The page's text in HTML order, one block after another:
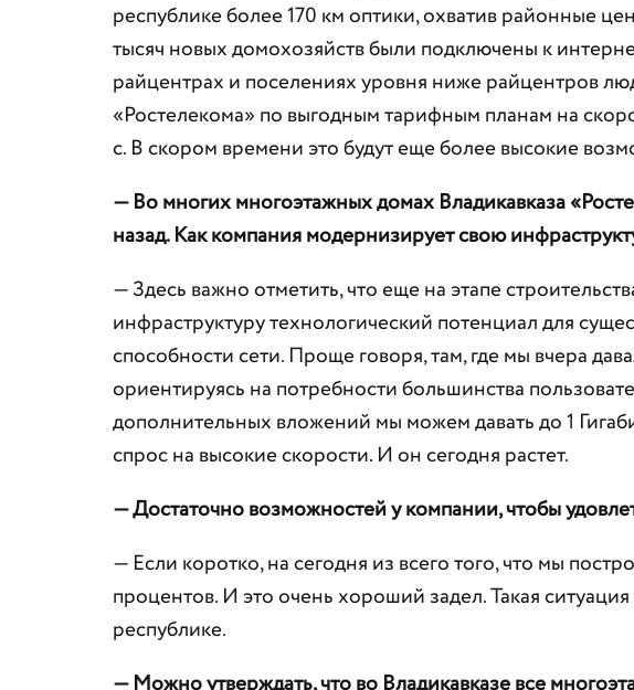
республике более 170 км оптики, охватив районные
тысяч новых домохозяйств были подключены к
райцентрах и поселениях уровня ниже райцентров
«Ростелекома» по выгодным тарифным планам на
с. В скором времени это будут еще более высокие
— Во многих многоэтажных домах Владикавказа
назад. Как компания модернизирует свою
— Здесь важно отметить, что еще на этапе
инфраструктуру технологический потенциал для
способности сети. Проще говоря, там, где мы вчера
ориентируясь на потребности большинства
дополнительных вложений мы можем давать до 1
спрос на высокие скорости. И он сегодня растет.
— Достаточно возможностей у компании, чтобы
— Если коротко, на сегодня из всего того, что мы
процентов. И это очень хороший задел. Такая
республике.